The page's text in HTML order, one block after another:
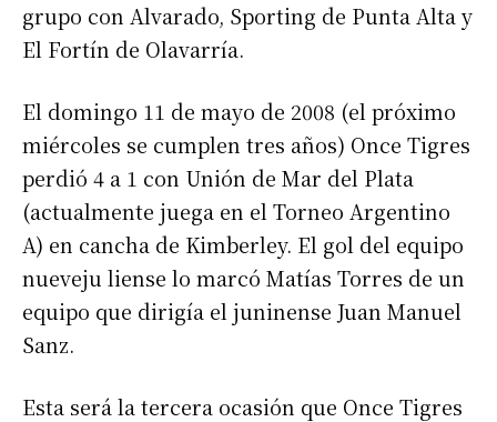
grupo con Alvarado, Sporting de Punta Alta y
El Fortín de Olavarría.
El domingo 11 de mayo de 2008 (el próximo
miércoles se cumplen tres años) Once Tigres
perdió 4 a 1 con Unión de Mar del Plata
(actualmente juega en el Torneo Argentino
A) en cancha de Kimberley. El gol del equipo
nueveju liense lo marcó Matías Torres de un
equipo que dirigía el juninense Juan Manuel
Sanz.
Esta será la tercera ocasión que Once Tigres